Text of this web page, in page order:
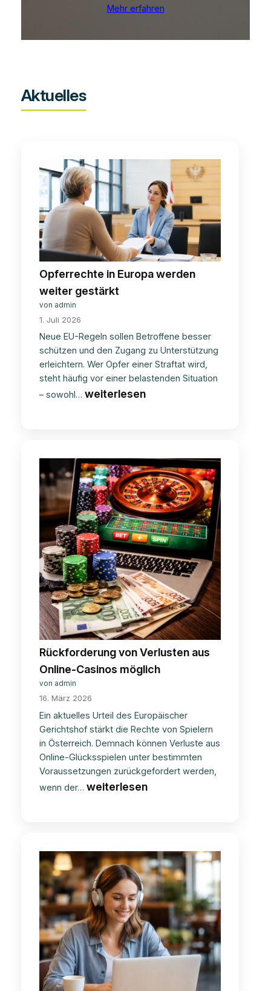
Mehr erfahren
Aktuelles
Opferrechte in Europa werden
weiter gestärkt
von admin
1. Juli 2026
Neue EU-Regeln sollen Betroffene besser
schützen und den Zugang zu Unterstützung
erleichtern. Wer Opfer einer Straftat wird,
steht häufig vor einer belastenden Situation
– sowohl… Opferrechte
weiter
gestärkt
weiterlesen
Rückforderung von Verlusten aus
Online-Casinos möglich
von admin
16. März 2026
Ein aktuelles Urteil des Europäischer
Gerichtshof stärkt die Rechte von Spielern
in Österreich. Demnach können Verluste aus
Online-Glücksspielen unter bestimmten
Voraussetzungen zurückgefordert werden,
wenn der… Rückforderung
Online-
Casinos
möglich
weiterlesen